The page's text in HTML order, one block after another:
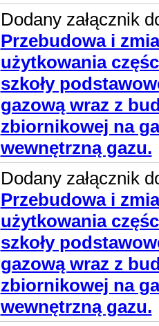
Dodany załącznik
Przebudowa i
użytkowania
szkoły
gazową wraz z
zbiornikowej na
wewnętrzną gazu.
Dodany załącznik
Przebudowa i
użytkowania
szkoły
gazową wraz z
zbiornikowej na
wewnętrzną gazu.